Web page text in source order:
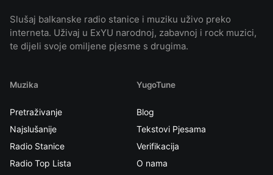
Slušaj balkanske radio stanice i muziku uživo preko
interneta. Uživaj u ExYU narodnoj, zabavnoj i rock muzici,
te dijeli svoje omiljene pjesme s drugima.
Muzika
Pretraživanje
Najslušanije
Radio Stanice
Radio Top Lista
YugoTune
Blog
Tekstovi Pjesama
Verifikacija
O nama